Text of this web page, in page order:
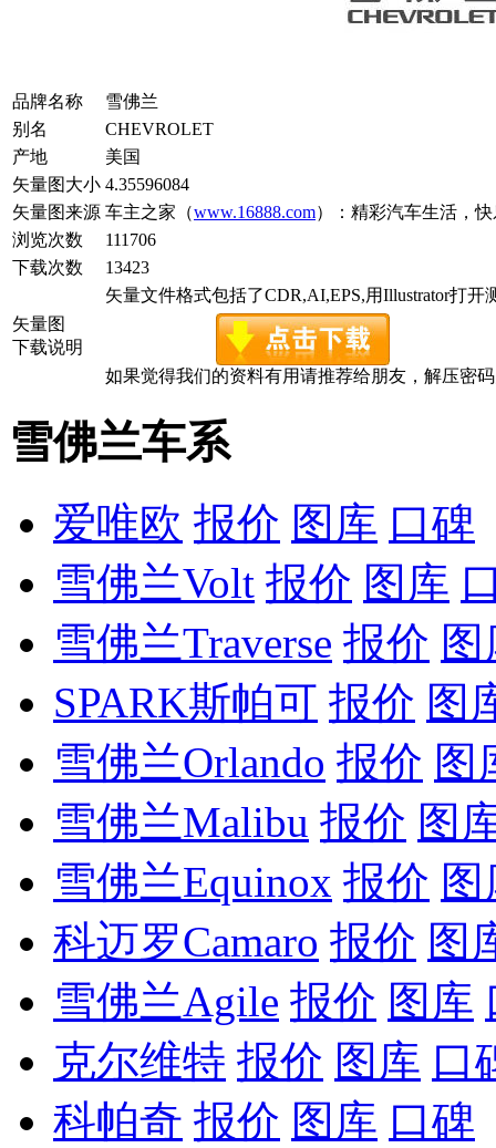
品牌名称
雪佛兰
别名
CHEVROLET
产地
美国
矢量图大小 4.35596084
矢量图来源 车主之家（www.16888.com）：精彩汽车生活，
浏览次数
111706
下载次数
13423
矢量图
下载说明
矢量文件格式包括了CDR,AI,EPS,用Illustrator打开
如果觉得我们的资料有用请推荐给朋友，解压密码
雪佛兰车系
爱唯欧 报价 图库 口碑
雪佛兰Volt 报价 图库
雪佛兰Traverse 报价
SPARK斯帕可 报价 图
雪佛兰Orlando 报价 图
雪佛兰Malibu 报价 图
雪佛兰Equinox 报价
科迈罗Camaro 报价 图
雪佛兰Agile 报价 图库
克尔维特 报价 图库 口
科帕奇 报价 图库 口碑